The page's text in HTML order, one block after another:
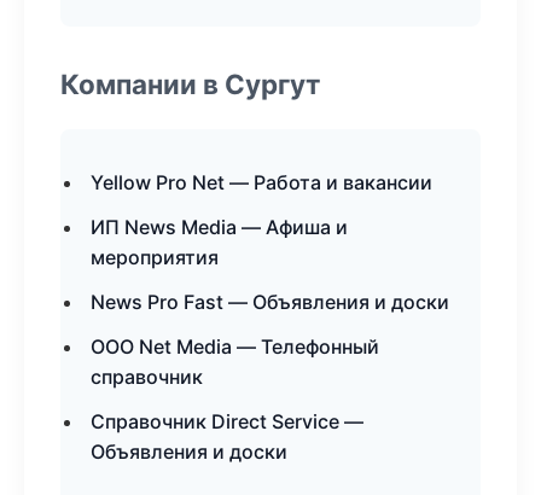
Компании в Сургут
Yellow Pro Net — Работа и вакансии
ИП News Media — Афиша и
мероприятия
News Pro Fast — Объявления и доски
ООО Net Media — Телефонный
справочник
Справочник Direct Service —
Объявления и доски